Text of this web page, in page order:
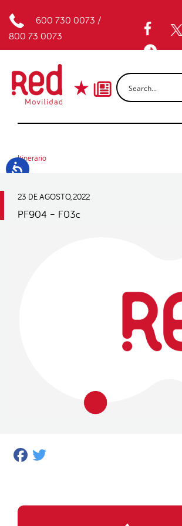
600 730 0073 /
800 73 0073
Itinerario
23 DE AGOSTO, 2022
PF904 – F03c
Facebook